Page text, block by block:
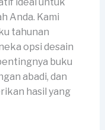
Anda. Kami
tahunan
opsi desain
buku
abadi, dan
hasil yang